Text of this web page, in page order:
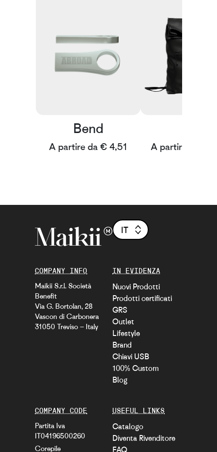
Bend
A partire da € 4,51 A partire da €
COMPANY INFO
Maikii S.r.l. Società
Benefit
Via G. Bortolan, 28
Vascon di Carbonera
31050 Treviso – Italy
IN EVIDENZA
Nuovi Prodotti
Prodotti certificati
GRS
Outlet
Lifestyle
Brand
Chiavi USB
100% Custom
Blog
USEFUL LINKS
Catalogo
Diventa Rivenditore
FAQ
COMPANY CODE
Partita Iva
IT04196500260
Corepile
IT